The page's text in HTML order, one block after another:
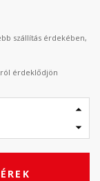
szállítás érdekében,
érdeklődjön